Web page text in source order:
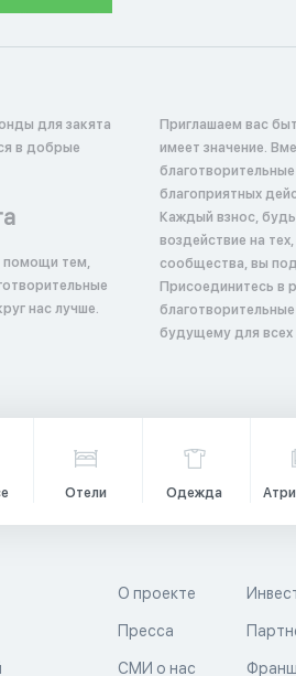
для закята
в добрые
помощи тем,
нас лучше.
Приглашаем вас
имеет значение.
благоприятных
Каждый взнос,
воздействие на
сообщества, вы
Присоединитесь в
будущему для всех
Отели Одежда
О проекте
Пресса
СМИ о нас